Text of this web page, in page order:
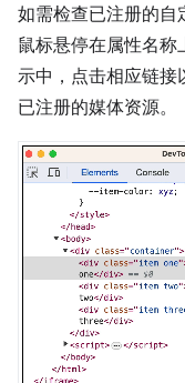
如需检查已注册的自
鼠标悬停在属性名称
示中，点击相应链接
已注册的媒体资源。